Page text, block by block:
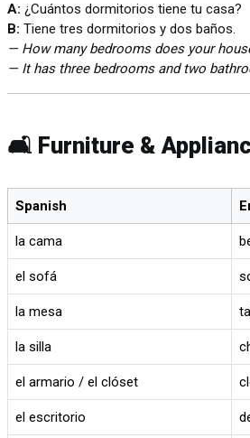
A: ¿Cuántos dormitorios tiene tu casa?
B: Tiene tres dormitorios y dos baños.
— How many bedrooms does your
— It has three bedrooms and two
🛋️ Furniture &
Spanish
la cama
el sofá
la mesa
la silla
el armario / el clóset
el escritorio